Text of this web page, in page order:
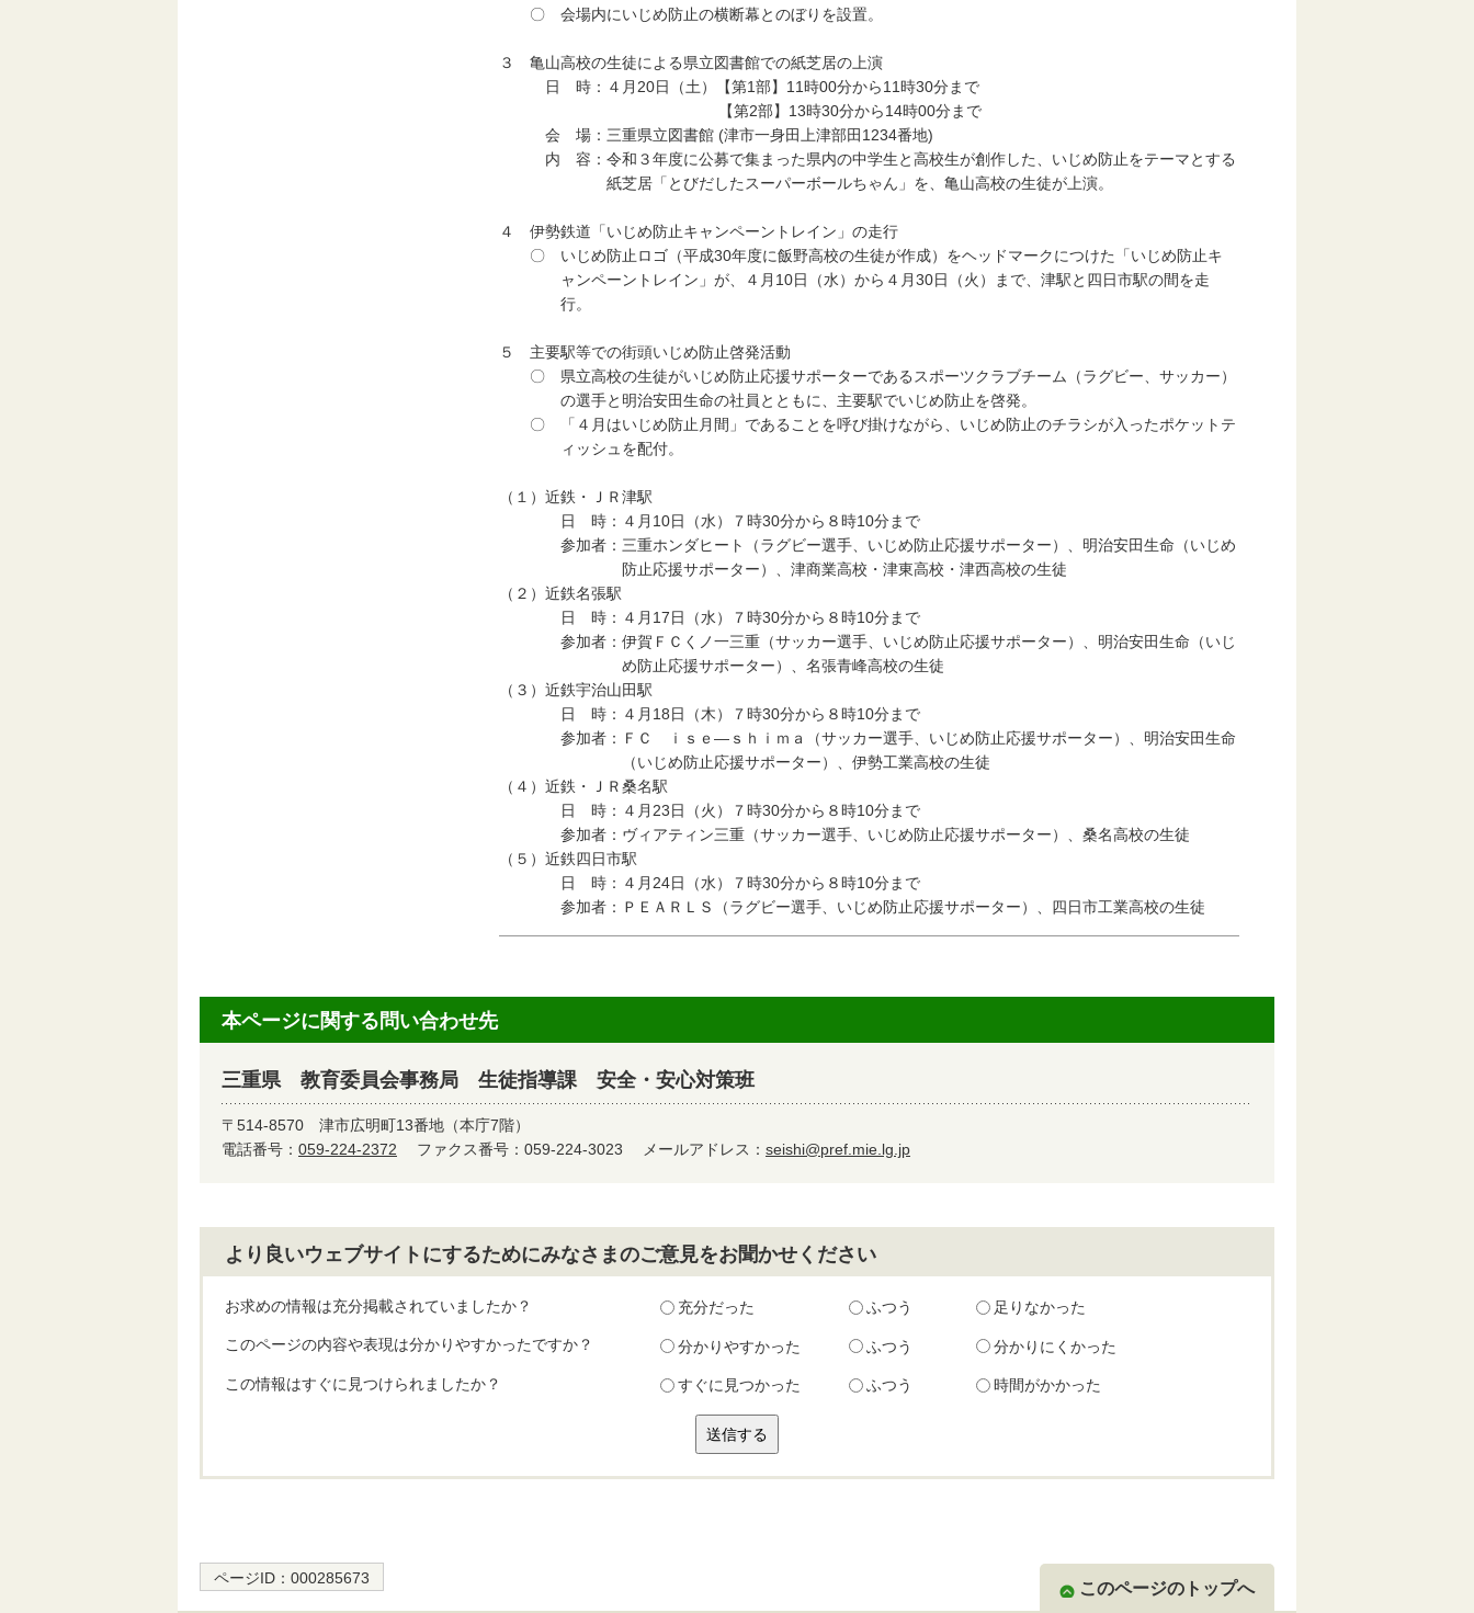
〇 会場内にいじめ防止の横断幕とのぼりを設置。
３ 亀山高校の生徒による県立図書館での紙芝居の上演
日 時：４月20日（土）【第1部】11時00分から11時30分まで
【第2部】13時30分から14時00分まで
会 場：三重県立図書館 (津市一身田上津部田1234番地)
内 容：令和３年度に公募で集まった県内の中学生と高校生が創作した、いじめ防止をテーマとする
紙芝居「とびだしたスーパーボールちゃん」を、亀山高校の生徒が上演。
４ 伊勢鉄道「いじめ防止キャンペーントレイン」の走行
〇 いじめ防止ロゴ（平成30年度に飯野高校の生徒が作成）をヘッドマークにつけた「いじめ防止キ
ャンペーントレイン」が、４月10日（水）から４月30日（火）まで、津駅と四日市駅の間を走
行。
５ 主要駅等での街頭いじめ防止啓発活動
〇 県立高校の生徒がいじめ防止応援サポーターであるスポーツクラブチーム（ラグビー、サッカー）
の選手と明治安田生命の社員とともに、主要駅でいじめ防止を啓発。
〇 「４月はいじめ防止月間」であることを呼び掛けながら、いじめ防止のチラシが入ったポケットテ
ィッシュを配付。
（１）近鉄・ＪＲ津駅
日 時：４月10日（水）７時30分から８時10分まで
参加者：三重ホンダヒート（ラグビー選手、いじめ防止応援サポーター）、明治安田生命（いじめ
防止応援サポーター）、津商業高校・津東高校・津西高校の生徒
（２）近鉄名張駅
日 時：４月17日（水）７時30分から８時10分まで
参加者：伊賀ＦＣくノ一三重（サッカー選手、いじめ防止応援サポーター）、明治安田生命（いじ
め防止応援サポーター）、名張青峰高校の生徒
（３）近鉄宇治山田駅
日 時：４月18日（木）７時30分から８時10分まで
参加者：ＦＣ ｉｓｅ―ｓｈｉｍａ（サッカー選手、いじめ防止応援サポーター）、明治安田生命
（いじめ防止応援サポーター）、伊勢工業高校の生徒
（４）近鉄・ＪＲ桑名駅
日 時：４月23日（火）７時30分から８時10分まで
参加者：ヴィアティン三重（サッカー選手、いじめ防止応援サポーター）、桑名高校の生徒
（５）近鉄四日市駅
日 時：４月24日（水）７時30分から８時10分まで
参加者：ＰＥＡＲＬＳ（ラグビー選手、いじめ防止応援サポーター）、四日市工業高校の生徒
本ページに関する問い合わせ先
三重県 教育委員会事務局 生徒指導課 安全・安心対策班
〒514-8570 津市広明町13番地（本庁7階）
電話番号： 059-224-2372 ファクス番号：059-224-3023 メールアドレス： seishi@pref.mie.lg.jp
より良いウェブサイトにするためにみなさまのご意見をお聞かせください
お求めの情報は充分掲載されていましたか？ 充分だった ふつう 足りなかった
このページの内容や表現は分かりやすかったですか？ 分かりやすかった ふつう 分かりにくかった
この情報はすぐに見つけられましたか？ すぐに見つかった ふつう 時間がかかった
ページID： 000285673
このページのトップへ